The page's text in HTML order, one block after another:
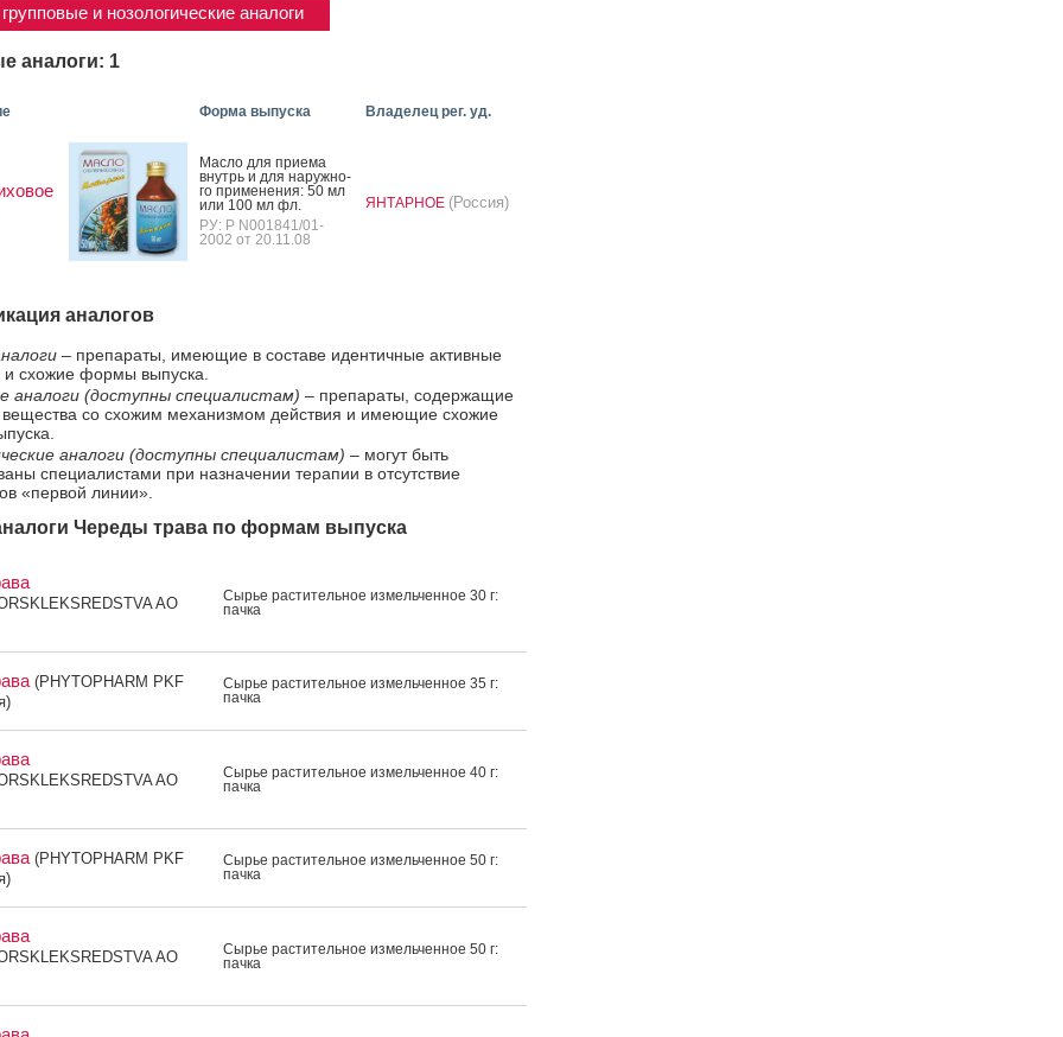
и нозологические аналоги
аналоги: 1
Форма выпуска Владелец рег. уд.
Мас­ло для при­ема
внутрь и для на­руж­но­
го при­мене­ния: 50 мл
или 100 мл фл.
РУ: Р N001841/01-
2002 от 20.11.08
ЯНТАРНОЕ (Россия)
аналогов
– препараты, имеющие в составе идентичные активные
и схожие формы выпуска.
аналоги (доступны специалистам) – препараты, содержащие
вещества со схожим механизмом действия и имеющие схожие
аналоги (доступны специалистам) – могут быть
специалистами при назначении терапии в отсутствие
«первой линии».
Череды трава по формам выпуска
AO
Сырье рас­ти­тель­ное из­мель­чен­ное 30 г:
пач­ка
(PHYTOPHARM PKF
Сырье рас­ти­тель­ное из­мель­чен­ное 35 г:
пач­ка
AO
Сырье рас­ти­тель­ное из­мель­чен­ное 40 г:
пач­ка
(PHYTOPHARM PKF
Сырье рас­ти­тель­ное из­мель­чен­ное 50 г:
пач­ка
AO
Сырье рас­ти­тель­ное из­мель­чен­ное 50 г:
пач­ка